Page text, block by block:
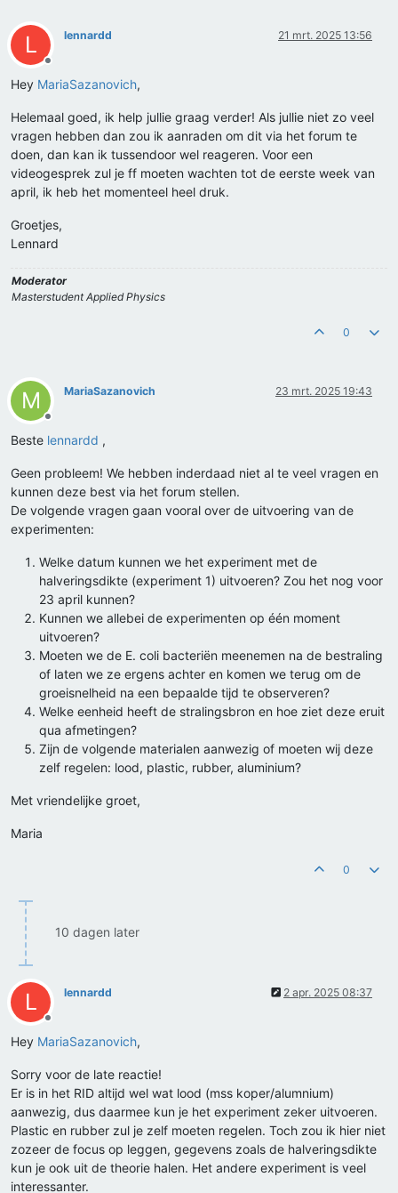
L
Offline
lennardd 21 mrt. 2025 13:56
Hey MariaSazanovich,
Helemaal goed, ik help jullie graag verder! Als jullie niet zo veel
vragen hebben dan zou ik aanraden om dit via het forum te
doen, dan kan ik tussendoor wel reageren. Voor een
videogesprek zul je ff moeten wachten tot de eerste week van
april, ik heb het momenteel heel druk.
Groetjes,
Lennard
Moderator
Masterstudent Applied Physics
0
M
Offline
MariaSazanovich 23 mrt. 2025 19:43
Beste lennardd ,
Geen probleem! We hebben inderdaad niet al te veel vragen en
kunnen deze best via het forum stellen.
De volgende vragen gaan vooral over de uitvoering van de
experimenten:
Welke datum kunnen we het experiment met de
halveringsdikte (experiment 1) uitvoeren? Zou het nog voor
23 april kunnen?
Kunnen we allebei de experimenten op één moment
uitvoeren?
Moeten we de E. coli bacteriën meenemen na de bestraling
of laten we ze ergens achter en komen we terug om de
groeisnelheid na een bepaalde tijd te observeren?
Welke eenheid heeft de stralingsbron en hoe ziet deze eruit
qua afmetingen?
Zijn de volgende materialen aanwezig of moeten wij deze
zelf regelen: lood, plastic, rubber, aluminium?
Met vriendelijke groet,
Maria
0
10 dagen later
L
Offline
lennardd 2 apr. 2025 08:37
Hey MariaSazanovich,
Sorry voor de late reactie!
Er is in het RID altijd wel wat lood (mss koper/alumnium)
aanwezig, dus daarmee kun je het experiment zeker uitvoeren.
Plastic en rubber zul je zelf moeten regelen. Toch zou ik hier niet
zozeer de focus op leggen, gegevens zoals de halveringsdikte
kun je ook uit de theorie halen. Het andere experiment is veel
interessanter.